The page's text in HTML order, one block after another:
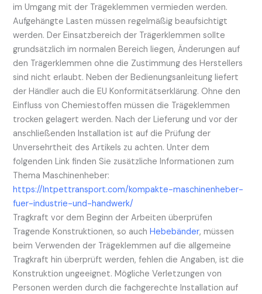
im Umgang mit der Trägeklemmen vermieden werden.
Aufgehängte Lasten müssen regelmäßig beaufsichtigt
werden. Der Einsatzbereich der Trägerklemmen sollte
grundsätzlich im normalen Bereich liegen, Änderungen auf
den Trägerklemmen ohne die Zustimmung des Herstellers
sind nicht erlaubt. Neben der Bedienungsanleitung liefert
der Händler auch die EU Konformitätserklärung. Ohne den
Einfluss von Chemiestoffen müssen die Trägeklemmen
trocken gelagert werden. Nach der Lieferung und vor der
anschließenden Installation ist auf die Prüfung der
Unversehrtheit des Artikels zu achten. Unter dem
folgenden Link finden Sie zusätzliche Informationen zum
Thema Maschinenheber:
https://lntpettransport.com/kompakte-maschinenheber-
fuer-industrie-und-handwerk/
Tragkraft vor dem Beginn der Arbeiten überprüfen
Tragende Konstruktionen, so auch Hebebänder, müssen
beim Verwenden der Trägeklemmen auf die allgemeine
Tragkraft hin überprüft werden, fehlen die Angaben, ist die
Konstruktion ungeeignet. Mögliche Verletzungen von
Personen werden durch die fachgerechte Installation auf